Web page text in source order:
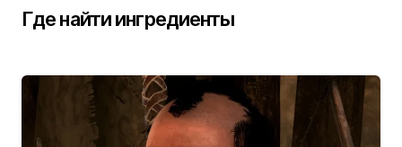
Где найти ингредиенты